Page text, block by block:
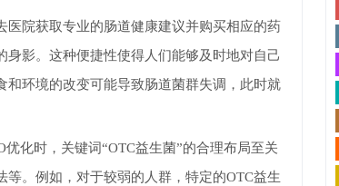
院获取专业的肠道健康建议并购买相应的药
影。这种便捷性使得人们能够及时地对自己
环境的改变可能导致肠道菌群失调，此时就
化时，关键词“OTC益生菌”的合理布局至关
。例如，对于较弱的人群，特定的OTC益生